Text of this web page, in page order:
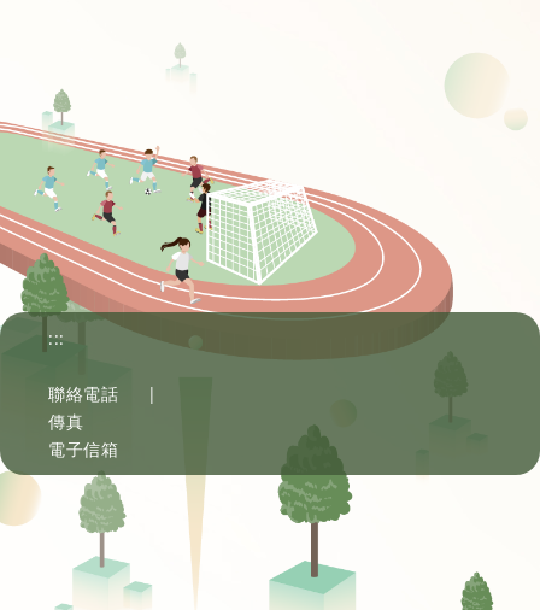
:::
聯絡電話
|
傳真
電子信箱